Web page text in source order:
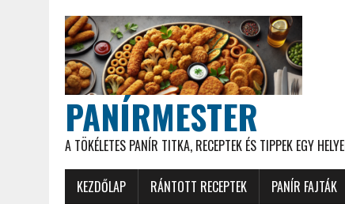
PANÍRMESTER
A TÖKÉLETES PANÍR TITKA, RECEPTEK ÉS TIPPEK EGY
KEZDŐLAP RÁNTOTT RECEPTEK PANÍR FAJTÁK